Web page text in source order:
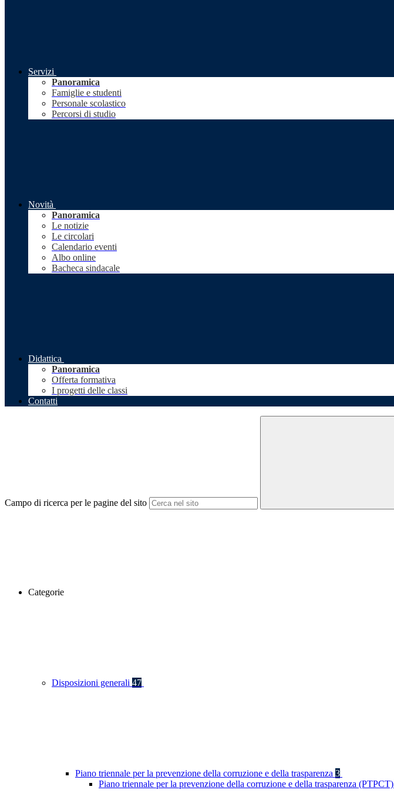
Servizi
Panoramica
Famiglie e studenti
Personale scolastico
Percorsi di studio
Novità
Panoramica
Le notizie
Le circolari
Calendario eventi
Albo online
Bacheca sindacale
Didattica
Panoramica
Offerta formativa
I progetti delle classi
Contatti
Campo di ricerca per le pagine del sito
Categorie
Disposizioni generali 47
Piano triennale per la prevenzione della corruzione e della trasparenza 3
Piano triennale per la prevenzione della corruzione e della trasparenza (PTPCT)